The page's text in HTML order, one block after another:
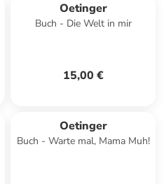
Oetinger
Buch - Die Welt in mir
15,00 €
Oetinger
Buch - Warte mal, Mama Muh!